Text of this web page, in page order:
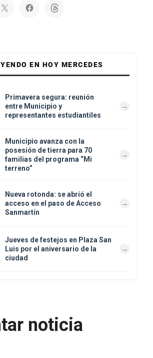
EN HOY MERCEDES
Primavera segura: reunión
entre Municipio y
representantes estudiantiles
Municipio avanza con la
posesión de tierra para 70
familias del programa “Mi
terreno”
Nueva rotonda: se abrió el
acceso en el paso de Acceso
Sanmartín
Jueves de festejos en Plaza San
Luis por el aniversario de la
ciudad
noticia